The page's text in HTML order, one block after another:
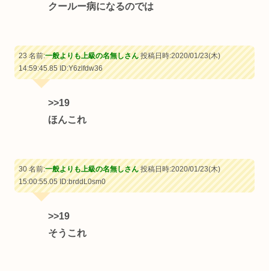
クールー病になるのでは
23 名前:一般よりも上級の名無しさん投稿日時:2020/01/23(木)
14:59:45.85ID:Y6zlfdw36
>>19
ほんこれ
30 名前:一般よりも上級の名無しさん投稿日時:2020/01/23(木)
15:00:55.05ID:brddL0sm0
>>19
そうこれ